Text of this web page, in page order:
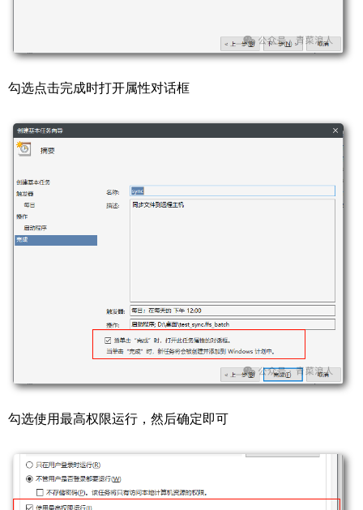
勾选点击完成时打开属性对话框
勾选使用最高权限运行，然后确定即可